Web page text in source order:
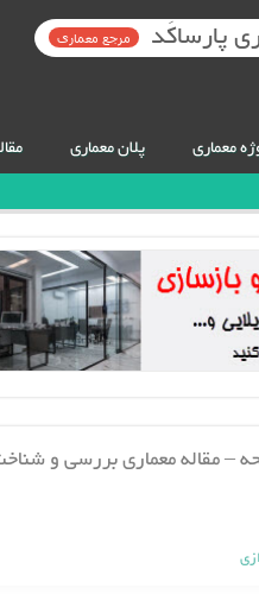
معماری پلان معماری
پارساکَد مرجع معماری
قلعه فلک الافلاک ۶۶ صفحه – مقاله معماری